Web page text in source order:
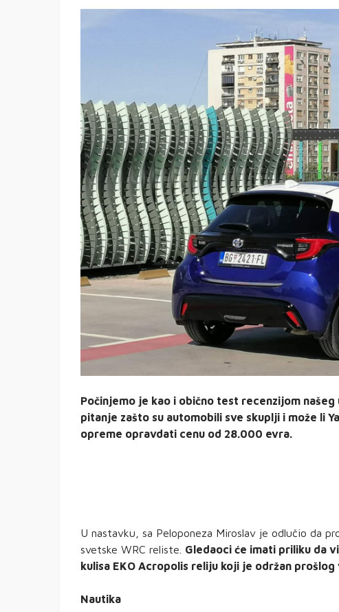
Počinjemo je kao i obično test recenzijom
pitanje zašto su automobili sve skuplji i može li
opreme opravdati cenu od 28.000 evra.
U nastavku, sa Peloponeza Miroslav je odlučio da
svetske WRC reliste. Gledaoci će imati priliku da
kulisa EKO Acropolis reliju koji je održan prošlog
Nautika